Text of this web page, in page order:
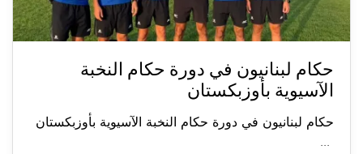
حكام لبنانيون في دورة حكام النخبة
الآسيوية بأوزبكستان
حكام لبنانيون في دورة حكام النخبة الآسيوية بأوزبكستان
...